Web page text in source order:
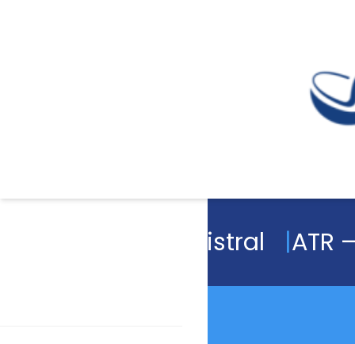
Academia Magistral ATR